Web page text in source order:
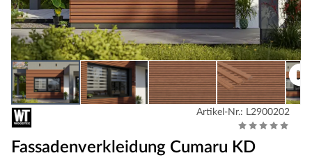
Artikel-Nr.: L2900202
Fassadenverkleidung Cumaru KD